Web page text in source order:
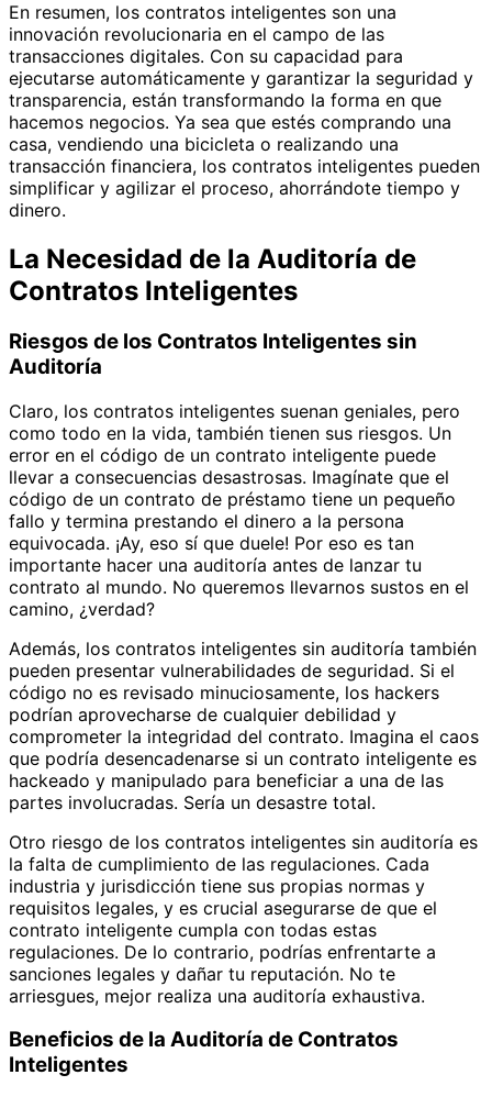
En resumen, los contratos inteligentes son una
innovación revolucionaria en el campo de las
transacciones digitales. Con su capacidad para
ejecutarse automáticamente y garantizar la seguridad y
transparencia, están transformando la forma en que
hacemos negocios. Ya sea que estés comprando una
casa, vendiendo una bicicleta o realizando una
transacción financiera, los contratos inteligentes pueden
simplificar y agilizar el proceso, ahorrándote tiempo y
dinero.
La Necesidad de la Auditoría de
Contratos Inteligentes
Riesgos de los Contratos Inteligentes sin
Auditoría
Claro, los contratos inteligentes suenan geniales, pero
como todo en la vida, también tienen sus riesgos. Un
error en el código de un contrato inteligente puede
llevar a consecuencias desastrosas. Imagínate que el
código de un contrato de préstamo tiene un pequeño
fallo y termina prestando el dinero a la persona
equivocada. ¡Ay, eso sí que duele! Por eso es tan
importante hacer una auditoría antes de lanzar tu
contrato al mundo. No queremos llevarnos sustos en el
camino, ¿verdad?
Además, los contratos inteligentes sin auditoría también
pueden presentar vulnerabilidades de seguridad. Si el
código no es revisado minuciosamente, los hackers
podrían aprovecharse de cualquier debilidad y
comprometer la integridad del contrato. Imagina el caos
que podría desencadenarse si un contrato inteligente es
hackeado y manipulado para beneficiar a una de las
partes involucradas. Sería un desastre total.
Otro riesgo de los contratos inteligentes sin auditoría es
la falta de cumplimiento de las regulaciones. Cada
industria y jurisdicción tiene sus propias normas y
requisitos legales, y es crucial asegurarse de que el
contrato inteligente cumpla con todas estas
regulaciones. De lo contrario, podrías enfrentarte a
sanciones legales y dañar tu reputación. No te
arriesgues, mejor realiza una auditoría exhaustiva.
Beneficios de la Auditoría de Contratos
Inteligentes